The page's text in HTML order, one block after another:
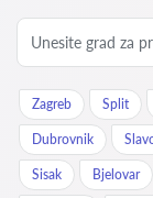
Zagreb Split
Dubrovnik
Sisak Bjelovar